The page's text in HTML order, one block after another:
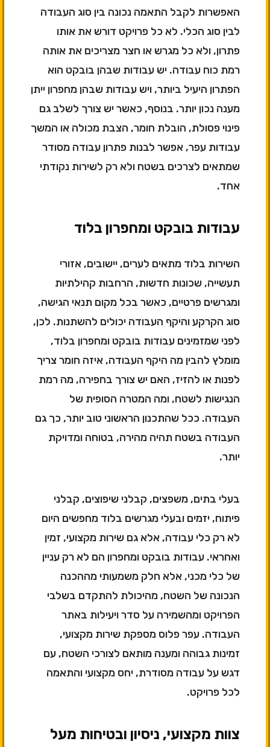
האפשרות לקבל התאמה נכונה בין סוג העבודה
לבין סוג הכלי. לא כל פרויקט דורש את אותו
פתרון, ולא כל מגרש או חצר מצריכים את אותה
רמת כוח עבודה. יש עבודות שבהן בובקט הוא
הפתרון היעיל ביותר, ויש עבודות שבהן מחפרון ייתן
מענה נכון יותר. בנוסף, כאשר יש צורך לשלב גם
פינוי פסולת, הובלת חומר, הצבת מכולה או המשך
עבודות עפר, אפשר לבנות פתרון עבודה מסודר
שמתאים לצרכים בשטח ולא רק לשירות נקודתי
אחד.
עבודות בובקט ומחפרון בלוד
השירות בלוד מתאים לערים, יישובים, אזורי
תעשייה, שכונות חדשות, הרחבות קהילתיות
ומגרשים פרטיים, כאשר בכל מקום תנאי הגישה,
סוג הקרקע והיקף העבודה יכולים להשתנות. לכן,
לפני שמזמינים עבודות בובקט ומחפרון בלוד,
מומלץ להבין מה היקף העבודה, איזה חומר צריך
לפנות או להזיז, האם יש צורך בחפירה, מה רמת
הנגישות לשטח, ומה המטרה הסופית של
העבודה. ככל שהתכנון הראשוני טוב יותר, כך גם
העבודה בשטח תהיה מהירה, בטוחה ומדויקת
יותר.
בעלי בתים, משפצים, קבלני שיפוצים, קבלני
פיתוח, יזמים ובעלי מגרשים בלוד מחפשים היום
לא רק כלי עבודה, אלא גם שירות מקצועי, זמין
ואחראי. עבודות בובקט ומחפרון הם לא רק עניין
של כלי מכני, אלא חלק משמעותי מההכנה
הנכונה של השטח, מהיכולת להתקדם בשלבי
הפרויקט ומהשמירה על סדר ויעילות באתר
העבודה. עפר פלוס מספקת שירות מקצועי,
זמינות גבוהה ומענה מותאם לצורכי השטח, עם
דגש על עבודה מסודרת, יחס מקצועי והתאמה
לכל פרויקט.
צוות מקצועי, ניסיון ובטיחות מעל